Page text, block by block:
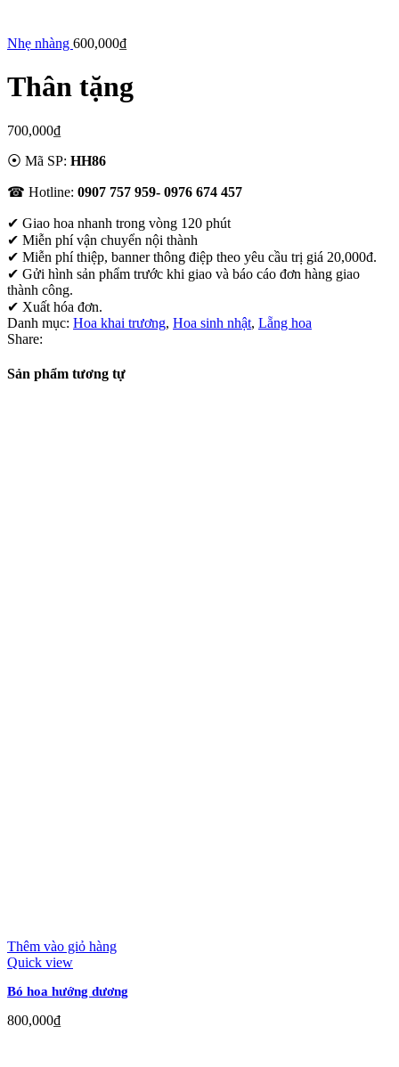
Nhẹ nhàng 600,000₫
Thân tặng
700,000₫
⦿ Mã SP: HH86
☎ Hotline: 0907 757 959- 0976 674 457
✔ Giao hoa nhanh trong vòng 120 phút
✔ Miễn phí vận chuyển nội thành
✔ Miễn phí thiệp, banner thông điệp theo yêu cầu trị giá 20,000đ.
✔ Gửi hình sản phẩm trước khi giao và báo cáo đơn hàng giao
thành công.
✔ Xuất hóa đơn.
Danh mục: Hoa khai trương, Hoa sinh nhật, Lẵng hoa
Share:
Sản phẩm tương tự
Thêm vào giỏ hàng
Quick view
Bó hoa hướng dương
800,000₫